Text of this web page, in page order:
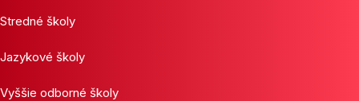
Stredné školy
Jazykové školy
Vyššie odborné školy